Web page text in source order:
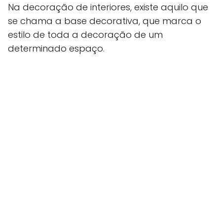
Na decoração de interiores, existe aquilo que
se chama a base decorativa, que marca o
estilo de toda a decoração de um
determinado espaço.